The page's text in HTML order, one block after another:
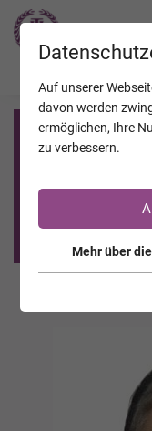
Sie sind noch
>> zur
Auf unserer
davon werden
ermöglichen, Ihre
zu verbessern.
Mehr über
JAHRESTAGE